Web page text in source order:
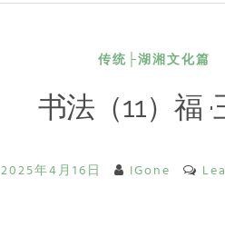
传统├湖湘文化篇
书法（11）福 ·
2025年4月16日 IGone